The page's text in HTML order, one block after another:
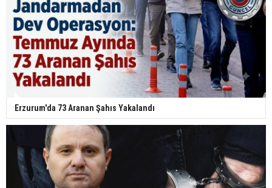
Erzurum'da 73 Aranan Şahıs Yakalandı